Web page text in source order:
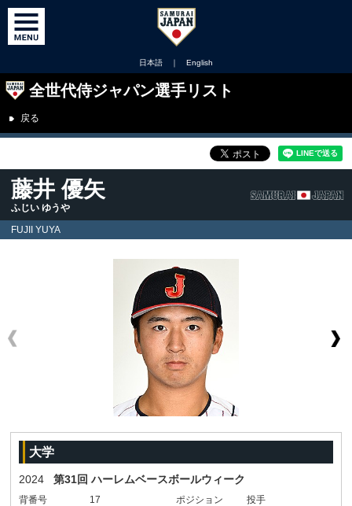
日本語 ｜ English
全世代侍ジャパン選手リスト
戻る
藤井 優矢
ふじい ゆうや
FUJII YUYA
大学
2024 第31回 ハーレムベースボールウィーク
背番号 17 ポジション
投手